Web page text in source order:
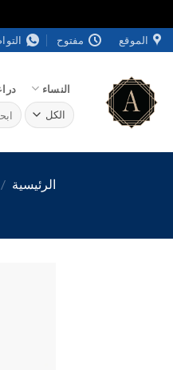
تخطي
للمحتوى
الموقع مفتوح
النساء
البحث
عن:
الرئيسية /